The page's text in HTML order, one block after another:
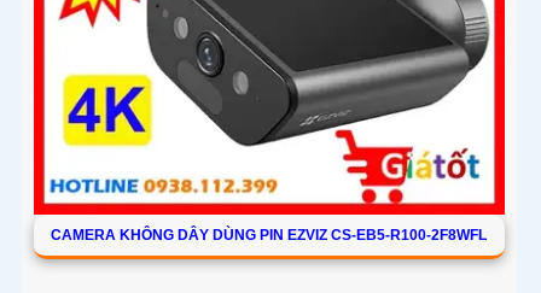
CAMERA KHÔNG DÂY DÙNG PIN EZVIZ CS-EB5-R100-2F8WFL